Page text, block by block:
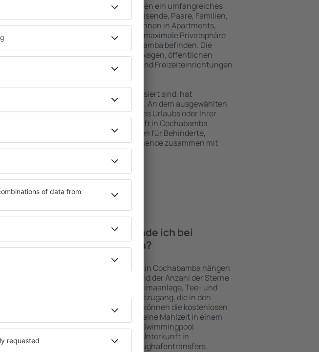
Die Unterkünfte in Cochabamba umfassen ein umfangreiches
Angebot von vielen Objekten für Alleinreisende, Paare, Familien,
Senioren und Gruppen. Die Besucher können in Apartments,
Hotels und Pensionen übernachten, die maximale Privatsphäre
bieten und sich im Zentrum von Cochabamba befinden. Die
Annehmlichkeiten wie die Nähe zu Mietwagen, öffentlichen
Verkehrsmitteln, Geschäften, Service- und Freizeiteinrichtungen
sind die Garantie einer guten Erholung.
Wenn Sie an Luxusunterkünften interessiert sind, hat
Cochabamba ein breites Angebot für Sie. An dem ausgewählten
Ort finden Sie alles, was Sie während Ihres Urlaubs oder Ihrer
Geschäftsreise benötigen. Die Unterkunft in Cochabamba
buchen Sie in Objekten mit Einrichtungen für Behinderte,
Säuglinge und Kleinkinder sowie für Reisende zusammen mit
Haustieren.
Welche Annehmlichkeiten finde ich bei
Unterkünften in Cochabamba?
Die Annehmlichkeiten bei Unterkünften in Cochabamba hängen
von der Art des ausgewählten Objekts und der Anzahl der Sterne
ab. Gäste nutzen Küchenzeile, Balkon, Klimaanlage, Tee- und
Kaffeezubehör, Handtücher und Internetzugang, die in den
Unterkünften verfügbar sind. Besucher können die kostenlosen
Parkplätze an der Unterkunft benutzen, eine Mahlzeit in einem
Restaurant bestellen oder ein Hotel mit Swimmingpool
auswählen. Sie können zusätzlich eine Unterkunft in
Cochabamba buchen, die den Gästen Flughafentransfers